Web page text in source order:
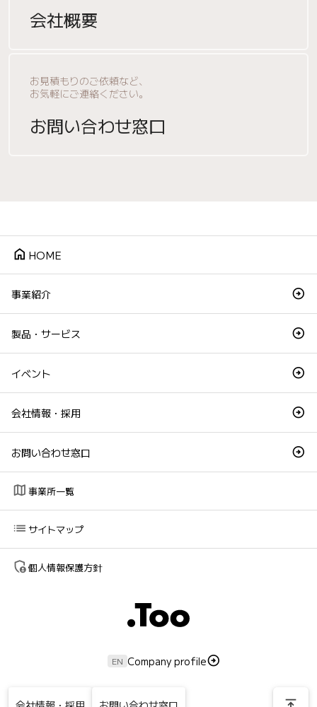
会社概要
お見積もりのご依頼など、
お気軽にご連絡ください。
お問い合わせ窓口
home HOME
事業紹介
製品・サービス
イベント
会社情報・採用
お問い合わせ窓口
map 事業所一覧
list サイトマップ
admin_panel_settings個人情報保護方針
EN Company profile